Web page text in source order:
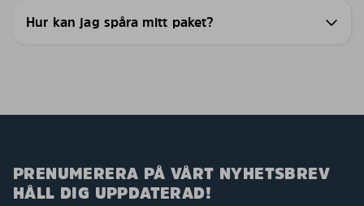
Hur kan jag spåra mitt paket?
PRENUMERERA PÅ VÅRT NYHETSBREV
HÅLL DIG UPPDATERAD!